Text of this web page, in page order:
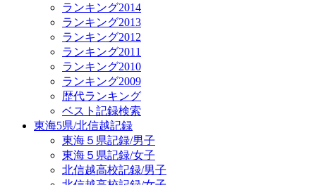
ランキング2014
ランキング2013
ランキング2012
ランキング2011
ランキング2010
ランキング2009
歴代ランキング
ベスト記録検索
東海5県/北信越記録
東海５県記録/男子
東海５県記録/女子
北信越高校記録/男子